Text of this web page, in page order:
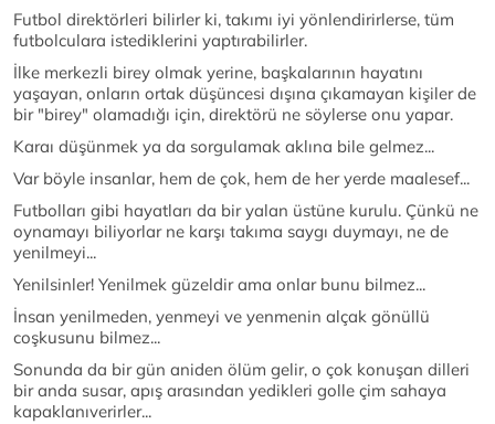
Futbol direktörleri bilirler ki, takımı iyi yönlendirirlerse, tüm
futbolculara istediklerini yaptırabilirler.
İlke merkezli birey olmak yerine, başkalarının hayatını
yaşayan, onların ortak düşüncesi dışına çıkamayan kişiler de
bir "birey" olamadığı için, direktörü ne söylerse onu yapar.
Karaı düşünmek ya da sorgulamak aklına bile gelmez...
Var böyle insanlar, hem de çok, hem de her yerde maalesef...
Futbolları gibi hayatları da bir yalan üstüne kurulu. Çünkü ne
oynamayı biliyorlar ne karşı takıma saygı duymayı, ne de
yenilmeyi...
Yenilsinler! Yenilmek güzeldir ama onlar bunu bilmez...
İnsan yenilmeden, yenmeyi ve yenmenin alçak gönüllü
coşkusunu bilmez...
Sonunda da bir gün aniden ölüm gelir, o çok konuşan dilleri
bir anda susar, apış arasından yedikleri golle çim sahaya
kapaklanıverirler...